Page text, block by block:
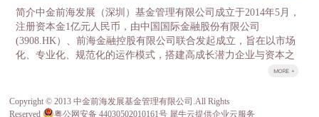
亿。不仅获得证券时报评选的2016年最具成长性创投
机构称号，中金前海董事总经理胡祺昊也获得了2016
年最佳新锐投资人的称号，所投项目多次入选清科、
投中等行业领先排名。其股东中金公司和前海金控分
别管理着国家新兴产业创业投资引导基金、成都前海
情况，确保基金稳健运作。设立产业投资基金是一项
重大改革和创新工作，对于更好发挥财政资金对社会
资金的引导作用，充分发挥市场在资源配置中的决定
性作用，优化财政资金支持方式，顺利推进重点产业
关于我们
简介中金前海发展（深圳）基金管理有限公司成立于2014年5月，
注册资本金1亿元人民币，由中国国际金融股份有限公司
(3908.HK）、前海金融控股有限公司联合发起成立，旨在以市场
化、专业化、规范化的运作模式，搭建高成长潜力企业与资本之
间的桥梁。 荣誉公司于2014年底荣获由深圳市前海管理局、前海
Copyright © 2013 中金前海发展基金管理有限公司.All Rights
Reserved
粤公网安备 44030502010161号 犀牛云提供企业云服务